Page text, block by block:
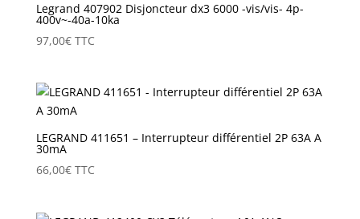
Legrand 407902 Disjoncteur dx3 6000 -vis/vis- 4p-
400v~-40a-10ka
97,00€ TTC
LEGRAND 411651 – Interrupteur différentiel 2P 63A A
30mA
66,00€ TTC